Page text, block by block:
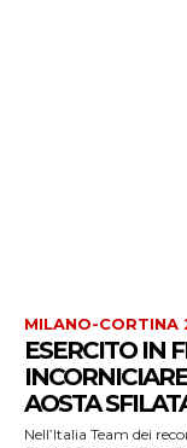
MILANO-CORTINA
ESERCITO IN
AOSTA
Nell’Italia Team dei